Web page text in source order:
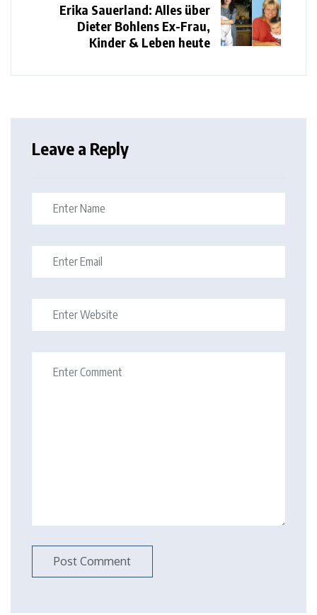
Erika Sauerland: Alles über
Dieter Bohlens Ex-Frau,
Kinder & Leben heute
Leave a Reply